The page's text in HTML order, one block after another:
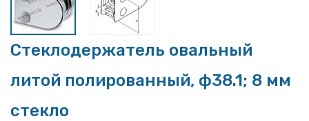
Стеклодержатель овальный
литой полированный, ф38.1; 8 мм
стекло